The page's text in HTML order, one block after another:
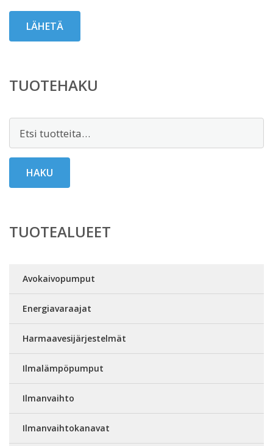
TUOTEHAKU
HAKU
TUOTEALUEET
Avokaivopumput
Energiavaraajat
Harmaavesijärjestelmät
Ilmalämpöpumput
Ilmanvaihto
Ilmanvaihtokanavat